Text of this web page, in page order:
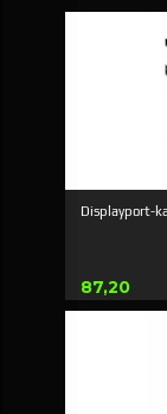
Displayport-
Pris
87,20